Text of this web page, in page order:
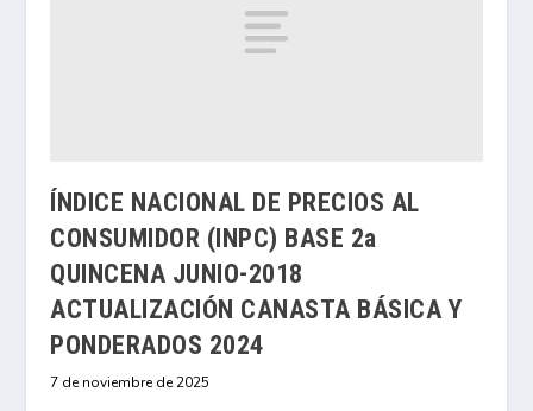
ÍNDICE NACIONAL DE PRECIOS AL
CONSUMIDOR (INPC) BASE 2a
QUINCENA JUNIO-2018
ACTUALIZACIÓN CANASTA BÁSICA Y
PONDERADOS 2024
7 de noviembre de 2025